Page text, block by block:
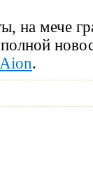
на мече
Aion.